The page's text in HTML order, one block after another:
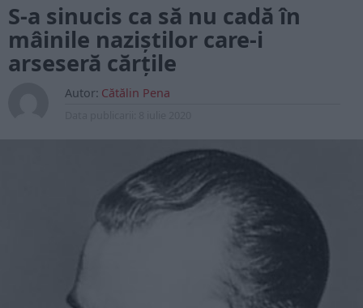
S-a sinucis ca să nu cadă în
mâinile naziștilor care-i
arseseră cărțile
Autor: Cătălin Pena